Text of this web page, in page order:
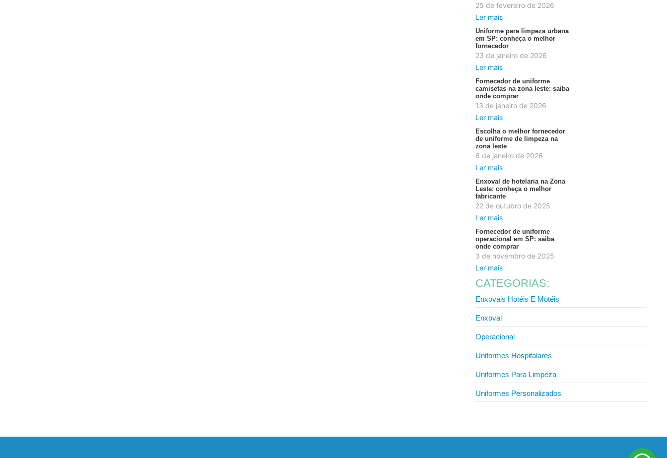
25 de fevereiro de 2026
Ler mais
Uniforme para limpeza urbana
em SP: conheça o melhor
fornecedor
23 de janeiro de 2026
Ler mais
Fornecedor de uniforme
camisetas na zona leste: saiba
onde comprar
13 de janeiro de 2026
Ler mais
Escolha o melhor fornecedor
de uniforme de limpeza na
zona leste
6 de janeiro de 2026
Ler mais
Enxoval de hotelaria na Zona
Leste: conheça o melhor
fabricante
22 de outubro de 2025
Ler mais
Fornecedor de uniforme
operacional em SP: saiba
onde comprar
3 de novembro de 2025
Ler mais
CATEGORIAS:
Enxovais Hotéis E Motéis
Enxoval
Operacional
Uniformes Hospitalares
Uniformes Para Limpeza
Uniformes Personalizados